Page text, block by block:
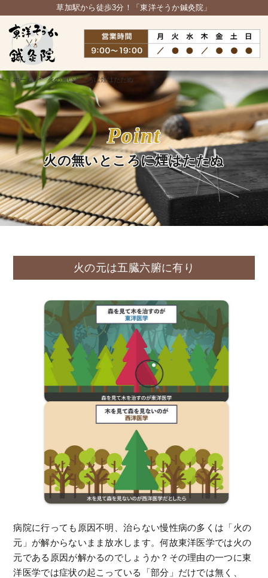
草加駅から徒歩3分！「東洋そうか鍼灸院」
ホーム 火の無いところに煙はたたぬ
Point
火の無いところに煙はたたぬ
火の元は五臓六腑に有り
病院に行っても原因不明、治らない慢性病の多くは「火の
元」が解からないまま放水します。何故東洋医学では火の
元である原因が解かるのでしょうか？その理由の一つに東
洋医学では症状の起こっている「部分」だけでは無く、